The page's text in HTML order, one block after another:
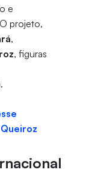
e
projeto,
,
, figuras